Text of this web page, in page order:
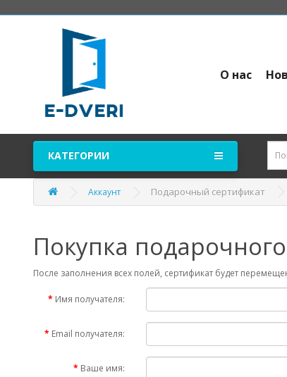
О нас
КАТЕГОРИИ
Аккаунт Подарочный сертификат
Покупка
После заполнения всех полей, сертификат будет
Имя получателя:
Email получателя:
Ваше имя: